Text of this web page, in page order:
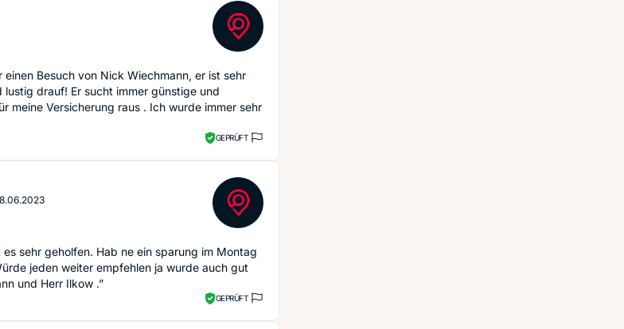
einen Besuch von Nick Wiechmann, er ist sehr
drauf! Er sucht immer günstige und
meine Versicherung raus . Ich wurde immer sehr
GEPRÜFT
sehr geholfen. Hab ne ein sparung im Montag
jeden weiter empfehlen ja wurde auch gut
und Herr Ilkow .”
GEPRÜFT